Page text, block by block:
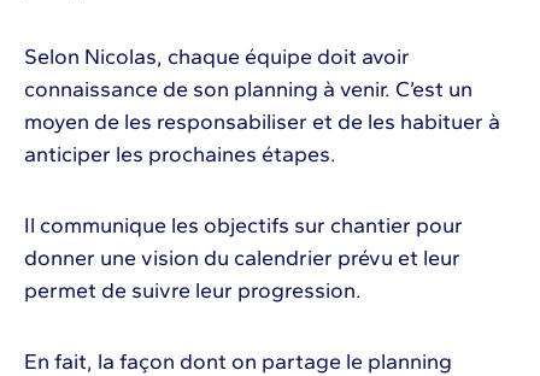
Selon Nicolas, chaque équipe doit avoir
connaissance de son planning à venir. C’est un
moyen de les responsabiliser et de les habituer à
anticiper les prochaines étapes.
Il communique les objectifs sur chantier pour
donner une vision du calendrier prévu et leur
permet de suivre leur progression.
En fait, la façon dont on partage le planning